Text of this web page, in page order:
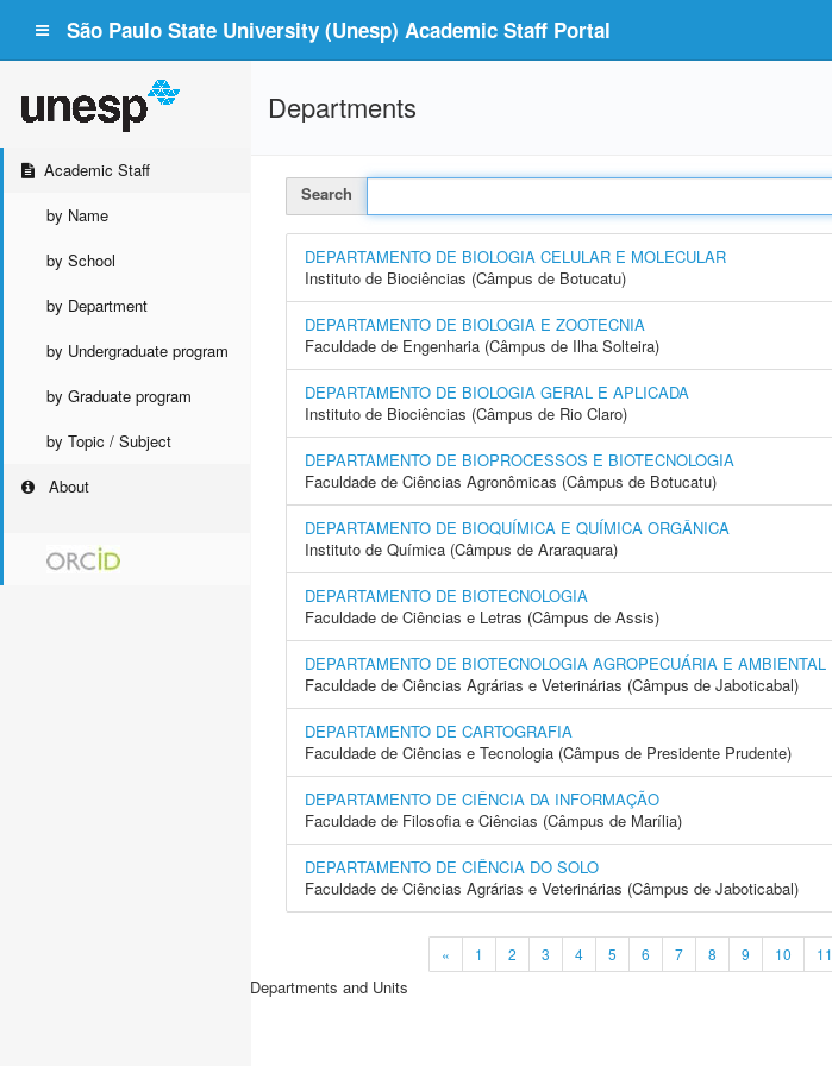
São Paulo State University (Unesp) Academic Staff Portal
Academic Staff
by Name
by School
by Department
by Undergraduate program
by Graduate program
by Topic / Subject
About
Departments
Search
DEPARTAMENTO DE BIOLOGIA CELULAR E MOLECULAR
Instituto de Biociências (Câmpus de Botucatu)
DEPARTAMENTO DE BIOLOGIA E ZOOTECNIA
Faculdade de Engenharia (Câmpus de Ilha Solteira)
DEPARTAMENTO DE BIOLOGIA GERAL E APLICADA
Instituto de Biociências (Câmpus de Rio Claro)
DEPARTAMENTO DE BIOPROCESSOS E BIOTECNOLOGIA
Faculdade de Ciências Agronômicas (Câmpus de Botucatu)
DEPARTAMENTO DE BIOQUÍMICA E QUÍMICA ORGÂNICA
Instituto de Química (Câmpus de Araraquara)
DEPARTAMENTO DE BIOTECNOLOGIA
Faculdade de Ciências e Letras (Câmpus de Assis)
DEPARTAMENTO DE BIOTECNOLOGIA AGROPECUÁRIA E AMBIENTAL
Faculdade de Ciências Agrárias e Veterinárias (Câmpus de Jaboticabal)
DEPARTAMENTO DE CARTOGRAFIA
Faculdade de Ciências e Tecnologia (Câmpus de Presidente Prudente)
DEPARTAMENTO DE CIÊNCIA DA INFORMAÇÃO
Faculdade de Filosofia e Ciências (Câmpus de Marília)
DEPARTAMENTO DE CIÊNCIA DO SOLO
Faculdade de Ciências Agrárias e Veterinárias (Câmpus de Jaboticabal)
« 1 2 3 4 5 6 7 8 9 10 11
Departments and Units